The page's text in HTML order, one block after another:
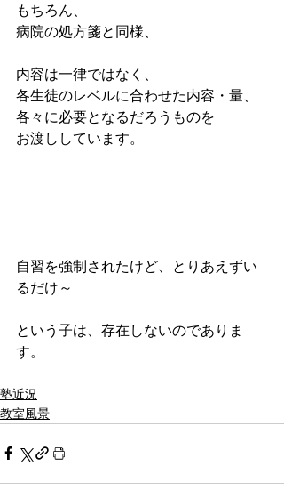
もちろん、
病院の処方箋と同様、
内容は一律ではなく、
各生徒のレベルに合わせた内容・量、
各々に必要となるだろうものを
お渡ししています。
自習を強制されたけど、とりあえずい
るだけ～
という子は、存在しないのでありま
す。
塾近況
教室風景